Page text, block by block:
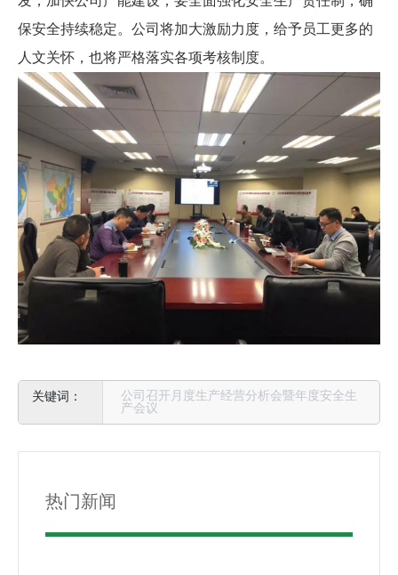
保安全持续稳定。公司将加大激励力度，给予员工更多的
人文关怀，也将严格落实各项考核制度。
公司召开月度生产经营分析会暨年度安全生
产会议
热门新闻